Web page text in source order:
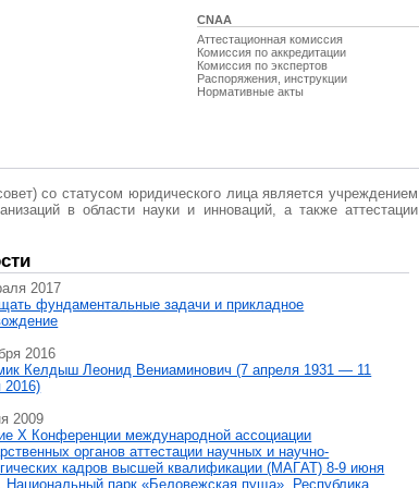
CNAA
Аттестационная комиссия
Комиссия по аккредитации
Комиссия по экспертов
Распоряжения, инструкции
Нормативные акты
со статусом юридического лица является учреждением
в области науки и инноваций, а также аттестации
2017
фундаментальные задачи и прикладное
2016
Келдыш Леонид Вениаминович (7 апреля 1931 — 11
2016)
2009
X Конференции международной ассоциации
органов аттестации научных и научно-
кадров высшей квалификации (МАГAT) 8-9 июня
Национальный парк «Беловежская пуща», Республика